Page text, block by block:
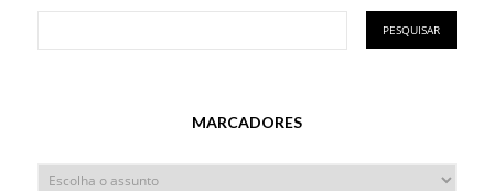
MARCADORES